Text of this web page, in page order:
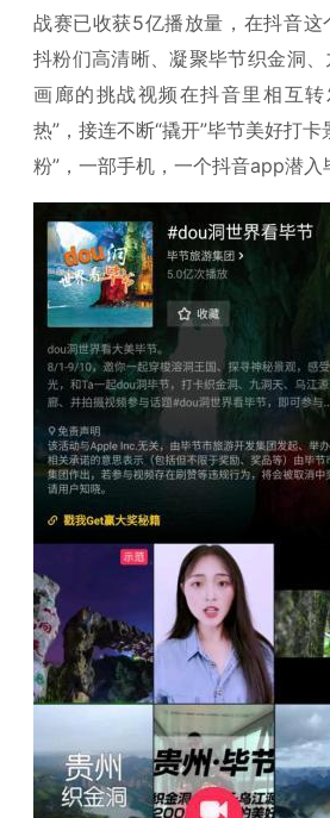
战赛已收获5亿播放量，在抖音这
抖粉们高清晰、凝聚毕节织金洞
画廊的挑战视频在抖音里相互转
热”，接连不断“撬开”毕节美好打
粉”，一部手机，一个抖音app潜入